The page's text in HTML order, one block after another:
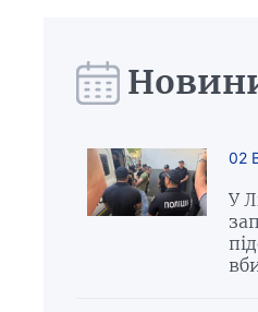
02
У